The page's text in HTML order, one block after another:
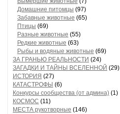
Домашние питомцы (97)
Забавные животные (65)
Птицы (69)
Разные животные (55)
Редкие животные (63)
Рыбы и водяные животные (69)
ЗА ГРАНЬЮ РЕАЛЬНОСТИ (24)
ЗАГАДКИ И ТАЙНЫ ВСЕЛЕННОЙ (29)
ИСТОРИЯ (27)
КАТАСТРОФЫ (6)
Конкурсы сообщества (от админа) (1)
КОСМОС (11)
МЕСТА рукотворные (146)